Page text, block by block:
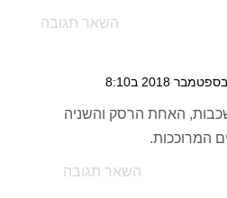
השאר תגובה
הפאי 2 שכבות, האחת הרסק והשניה
המרוככות.
השאר תגובה